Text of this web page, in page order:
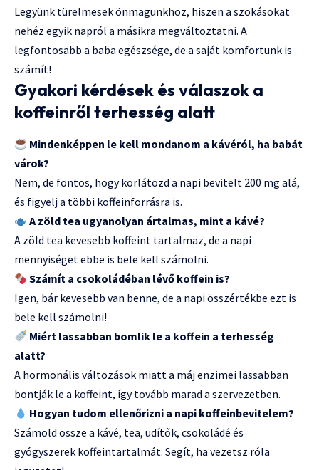
Legyünk türelmesek önmagunkhoz, hiszen a szokásokat
nehéz egyik napról a másikra megváltoztatni. A
legfontosabb a baba egészsége, de a saját komfortunk is
számít!
Gyakori kérdések és válaszok a
koffeinről terhesség alatt
Mindenképpen le kell mondanom a kávéról, ha babát
várok?
Nem, de fontos, hogy korlátozd a napi bevitelt 200 mg alá,
és figyelj a többi koffeinforrásra is.
A zöld tea ugyanolyan ártalmas, mint a kávé?
A zöld tea kevesebb koffeint tartalmaz, de a napi
mennyiséget ebbe is bele kell számolni.
Számít a csokoládéban lévő koffein is?
Igen, bár kevesebb van benne, de a napi összértékbe ezt is
bele kell számolni!
Miért lassabban bomlik le a koffein a terhesség
alatt?
A hormonális változások miatt a máj enzimei lassabban
bontják le a koffeint, így tovább marad a szervezetben.
Hogyan tudom ellenőrizni a napi koffeinbevitelem?
Számold össze a kávé, tea, üdítők, csokoládé és
gyógyszerek koffeintartalmát. Segít, ha vezetsz róla